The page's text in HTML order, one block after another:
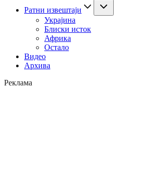
Ратни извештаји
Украјина
Блиски исток
Африка
Остало
Видео
Архива
Реклама